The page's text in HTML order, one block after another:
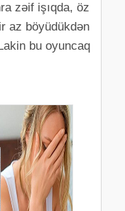
zəif işıqda, öz
az böyüdükdən
bu oyuncaq